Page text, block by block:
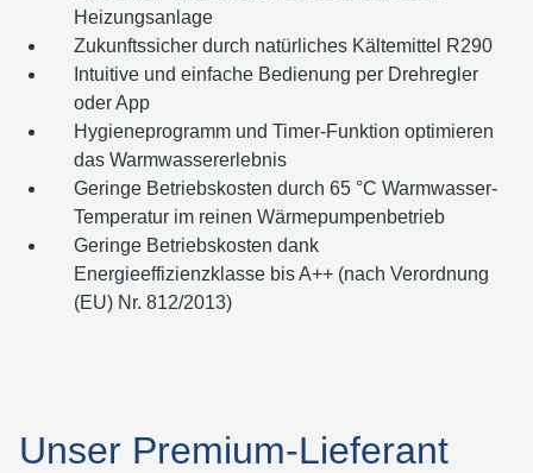
Heizungsanlage
Zukunftssicher durch natürliches Kältemittel R290
Intuitive und einfache Bedienung per Drehregler
oder App
Hygieneprogramm und Timer-Funktion optimieren
das Warmwassererlebnis
Geringe Betriebskosten durch 65 °C Warmwasser-
Temperatur im reinen Wärmepumpenbetrieb
Geringe Betriebskosten dank
Energieeffizienzklasse bis A++ (nach Verordnung
(EU) Nr. 812/2013)
Unser Premium-Lieferant